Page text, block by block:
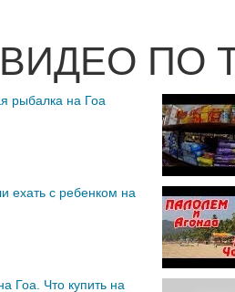
ПО
рыбалка на Гоа
ехать с ребенком на
Гоа. Что купить на